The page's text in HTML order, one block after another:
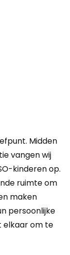
Midden
vangen wij
kinderen op.
ruimte om
maken
persoonlijke
elkaar om te